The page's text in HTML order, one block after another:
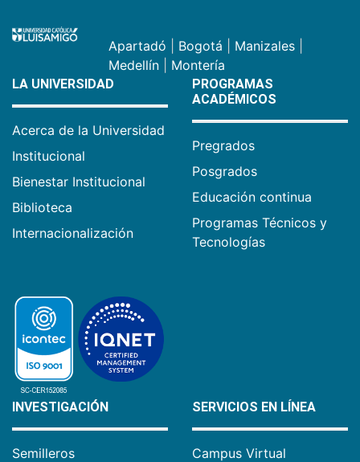
Apartadó Bogotá Manizales
Medellín
Montería
LA UNIVERSIDAD
Acerca de la Universidad
Institucional
Bienestar Institucional
Biblioteca
Internacionalización
PROGRAMAS
ACADÉMICOS
Pregrados
Posgrados
Educación continua
Programas Técnicos y
Tecnologías
INVESTIGACIÓN
Semilleros
SERVICIOS EN LÍNEA
Campus Virtual